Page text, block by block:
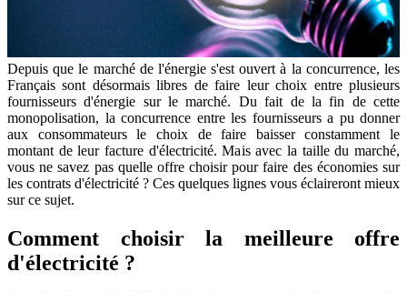
Depuis que le marché de l'énergie s'est ouvert à la concurrence, les
Français sont désormais libres de faire leur choix entre plusieurs
fournisseurs d'énergie sur le marché. Du fait de la fin de cette
monopolisation, la concurrence entre les fournisseurs a pu donner
aux consommateurs le choix de faire baisser constamment le
montant de leur facture d'électricité. Mais avec la taille du marché,
vous ne savez pas quelle offre choisir pour faire des économies sur
les contrats d'électricité ? Ces quelques lignes vous éclaireront mieux
sur ce sujet.
Comment choisir la meilleure offre
d'électricité ?